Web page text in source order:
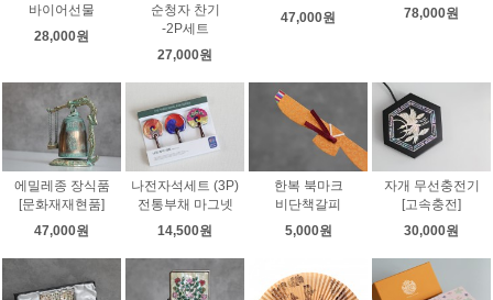
바이어선물
28,000원
순청자 찬기
-2P세트
27,000원
47,000원
78,000원
에밀레종 장식품
[문화재재현품]
47,000원
나전자석세트 (3P)
전통부채 마그넷
14,500원
한복 북마크
비단책갈피
5,000원
자개 무선충전기
[고속충전]
30,000원